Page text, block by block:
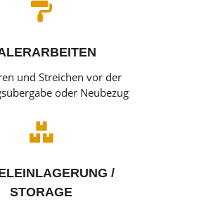

und Streichen vor der
oder Neubezug

/
STORAGE